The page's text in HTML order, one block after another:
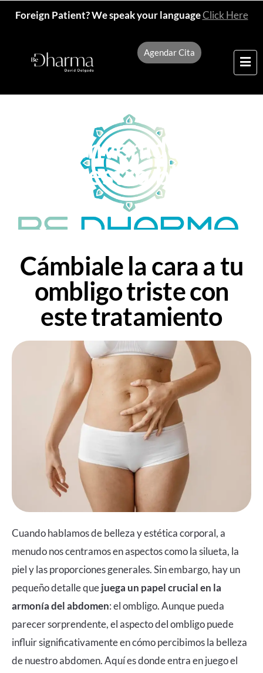
Foreign Patient? We speak your languageClick Here
Agendar Cita
Bienvenidos a
nuestro blog
Cámbiale la cara a tu
ombligo triste con
este tratamiento
Cuando hablamos de belleza y estética corporal, a
menudo nos centramos en aspectos como la silueta, la
piel y las proporciones generales. Sin embargo, hay un
pequeño detalle quejuega un papel crucial en la
armonía del abdomen: el ombligo. Aunque pueda
parecer sorprendente, el aspecto del ombligo puede
influir significativamente en cómo percibimos la belleza
de nuestro abdomen. Aquí es donde entra en juego el